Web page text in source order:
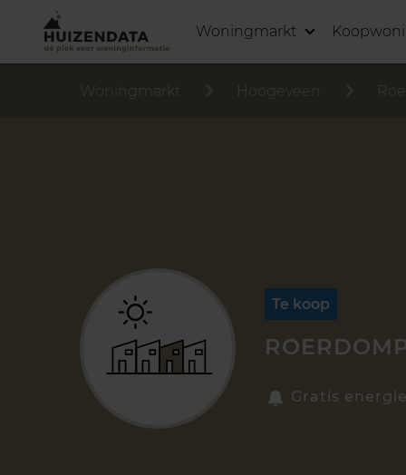
Woningmarkt
Woningmarkt Hoogeveen
Te koop
Gratis